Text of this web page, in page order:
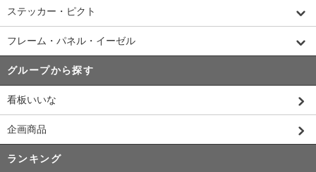
ステッカー・ピクト
フレーム・パネル・イーゼル
グループから探す
看板いいな
企画商品
ランキング